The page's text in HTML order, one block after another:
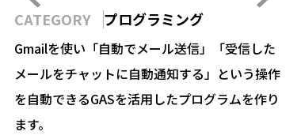
CATEGORY プログラミング
Gmailを使い「自動でメール送信」「受信した
メールをチャットに自動通知する」という操作
を自動できるGASを活用したプログラムを作り
ます。